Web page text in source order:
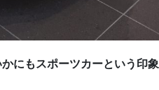
にもスポーツカーという印象